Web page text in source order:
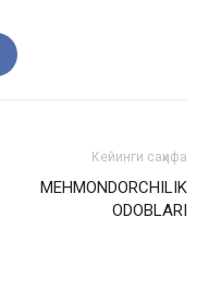
Кейинги саҳифа
MEHMONDORCHILIK
ODOBLARI